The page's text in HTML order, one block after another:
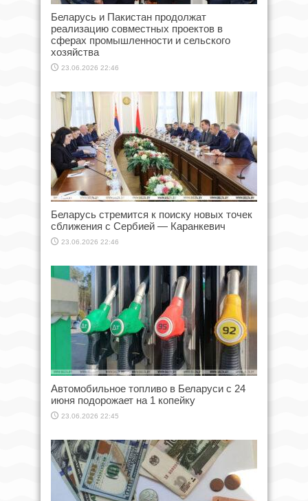
Беларусь и Пакистан продолжат
реализацию совместных проектов в
сферах промышленности и сельского
хозяйства
23.06.2026 22:46
Беларусь стремится к поиску новых точек
сближения с Сербией — Каранкевич
23.06.2026 22:46
Автомобильное топливо в Беларуси с 24
июня подорожает на 1 копейку
23.06.2026 22:45